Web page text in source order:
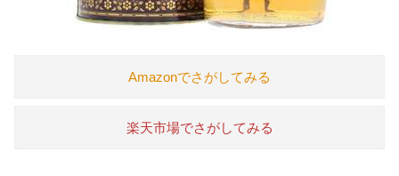
Amazonでさがしてみる
楽天市場でさがしてみる